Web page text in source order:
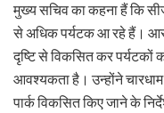
मुख्य सचिव का कहना हैं कि
से अधिक पर्यटक आ रहे हैं।
दृष्टि से विकसित कर पर्यटकों
आवश्यकता है। उन्होंने
पार्क विकसित किए जाने के